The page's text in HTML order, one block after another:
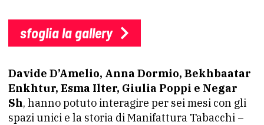
sfoglia la gallery
Davide D’Amelio, Anna Dormio, Bekhbaatar
Enkhtur, Esma Ilter, Giulia Poppi e Negar
Sh, hanno potuto interagire per sei mesi con gli
spazi unici e la storia di Manifattura Tabacchi –